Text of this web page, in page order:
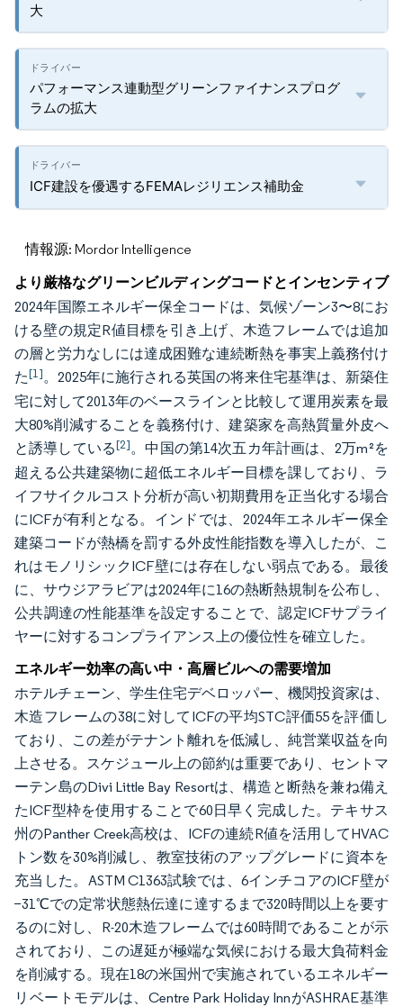
大
パフォーマンス連動型グリーンファイナンスプログ
ラムの拡大
ICF建設を優遇するFEMAレジリエンス補助金
情報源: Mordor Intelligence
より厳格なグリーンビルディングコードとインセンティブ
2024年国際エネルギー保全コードは、気候ゾーン3〜8にお
ける壁の規定R値目標を引き上げ、木造フレームでは追加
の層と労力なしには達成困難な連続断熱を事実上義務付け
た[1]。2025年に施行される英国の将来住宅基準は、新築住
宅に対して2013年のベースラインと比較して運用炭素を最
大80%削減することを義務付け、建築家を高熱質量外皮へ
と誘導している[2]。中国の第14次五カ年計画は、2万m²を
超える公共建築物に超低エネルギー目標を課しており、ラ
イフサイクルコスト分析が高い初期費用を正当化する場合
にICFが有利となる。インドでは、2024年エネルギー保全
建築コードが熱橋を罰する外皮性能指数を導入したが、こ
れはモノリシックICF壁には存在しない弱点である。最後
に、サウジアラビアは2024年に16の熱断熱規制を公布し、
公共調達の性能基準を設定することで、認定ICFサプライ
ヤーに対するコンプライアンス上の優位性を確立した。
エネルギー効率の高い中・高層ビルへの需要増加
ホテルチェーン、学生住宅デベロッパー、機関投資家は、
木造フレームの38に対してICFの平均STC評価55を評価し
ており、この差がテナント離れを低減し、純営業収益を向
上させる。スケジュール上の節約は重要であり、セントマ
ーテン島のDivi Little Bay Resortは、構造と断熱を兼ね備え
たICF型枠を使用することで60日早く完成した。テキサス
州のPanther Creek高校は、ICFの連続R値を活用してHVAC
トン数を30%削減し、教室技術のアップグレードに資本を
充当した。ASTM C1363試験では、6インチコアのICF壁が
−31℃での定常状態熱伝達に達するまで320時間以上を要す
るのに対し、R-20木造フレームでは60時間であることが示
されており、この遅延が極端な気候における最大負荷料金
を削減する。現在18の米国州で実施されているエネルギー
リベートモデルは、Centre Park Holiday InnがASHRAE基準